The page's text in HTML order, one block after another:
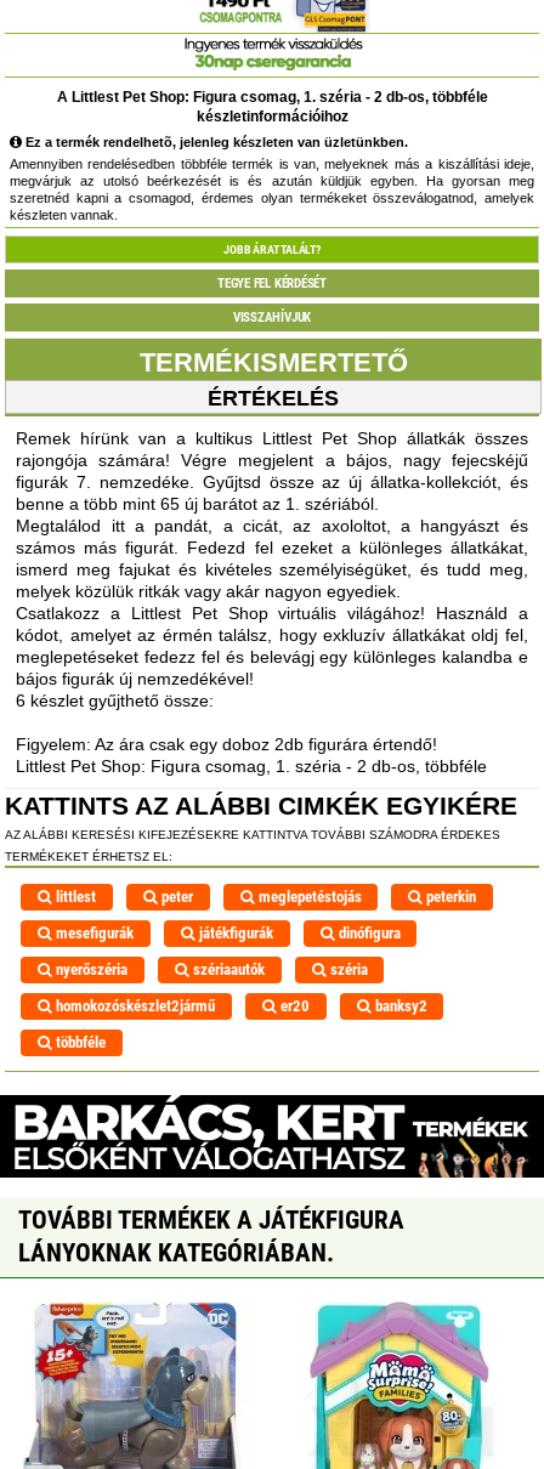
A Littlest Pet Shop: Figura csomag, 1. széria - 2 db-os, többféle
készletinformációihoz
Ez a termék rendelhetõ, jelenleg készleten van üzletünkben.
Amennyiben rendelésedben többféle termék is van, melyeknek más a kiszállítási ideje,
megvárjuk az utolsó beérkezését is és azután küldjük egyben. Ha gyorsan meg
szeretnéd kapni a csomagod, érdemes olyan termékeket összeválogatnod, amelyek
készleten vannak.
JOBB ÁRAT TALÁLT?
TEGYE FEL KÉRDÉSÉT
VISSZAHÍVJUK
TERMÉKISMERTETŐ
ÉRTÉKELÉS
Remek hírünk van a kultikus Littlest Pet Shop állatkák összes
rajongója számára! Végre megjelent a bájos, nagy fejecskéjű
figurák 7. nemzedéke. Gyűjtsd össze az új állatka-kollekciót, és
benne a több mint 65 új barátot az 1. szériából.
Megtalálod itt a pandát, a cicát, az axololtot, a hangyászt és
számos más figurát. Fedezd fel ezeket a különleges állatkákat,
ismerd meg fajukat és kivételes személyiségüket, és tudd meg,
melyek közülük ritkák vagy akár nagyon egyediek.
Csatlakozz a Littlest Pet Shop virtuális világához! Használd a
kódot, amelyet az érmén találsz, hogy exkluzív állatkákat oldj fel,
meglepetéseket fedezz fel és belevágj egy különleges kalandba e
bájos figurák új nemzedékével!
6 készlet gyűjthető össze:
Figyelem: Az ára csak egy doboz 2db figurára értendő!
Littlest Pet Shop: Figura csomag, 1. széria - 2 db-os, többféle
KATTINTS AZ ALÁBBI CIMKÉK EGYIKÉRE
AZ ALÁBBI KERESÉSI KIFEJEZÉSEKRE KATTINTVA TOVÁBBI SZÁMODRA ÉRDEKES
TERMÉKEKET ÉRHETSZ EL:
littlest peter meglepetéstojás
peterkin
mesefigurák
játékfigurák
dinófigura
nyerőszéria
szériaautók
széria
homokozóskészlet2jármű
er20
banksy2
többféle
TOVÁBBI TERMÉKEK A JÁTÉKFIGURA
LÁNYOKNAK KATEGÓRIÁBAN.